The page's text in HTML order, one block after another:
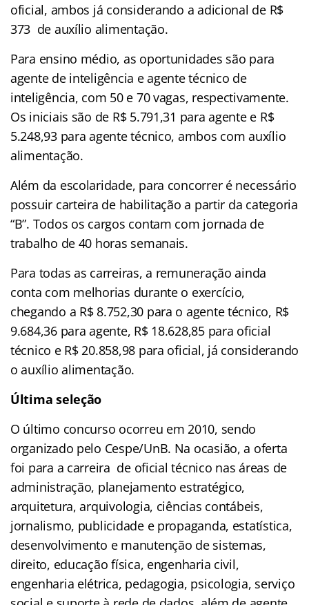
oficial, ambos já considerando a adicional de R$
373 de auxílio alimentação.
Para ensino médio, as oportunidades são para
agente de inteligência e agente técnico de
inteligência, com 50 e 70 vagas, respectivamente.
Os iniciais são de R$ 5.791,31 para agente e R$
5.248,93 para agente técnico, ambos com auxílio
alimentação.
Além da escolaridade, para concorrer é necessário
possuir carteira de habilitação a partir da categoria
“B”. Todos os cargos contam com jornada de
trabalho de 40 horas semanais.
Para todas as carreiras, a remuneração ainda
conta com melhorias durante o exercício,
chegando a R$ 8.752,30 para o agente técnico, R$
9.684,36 para agente, R$ 18.628,85 para oficial
técnico e R$ 20.858,98 para oficial, já considerando
o auxílio alimentação.
Última seleção
O último concurso ocorreu em 2010, sendo
organizado pelo Cespe/UnB. Na ocasião, a oferta
foi para a carreira de oficial técnico nas áreas de
administração, planejamento estratégico,
arquitetura, arquivologia, ciências contábeis,
jornalismo, publicidade e propaganda, estatística,
desenvolvimento e manutenção de sistemas,
direito, educação física, engenharia civil,
engenharia elétrica, pedagogia, psicologia, serviço